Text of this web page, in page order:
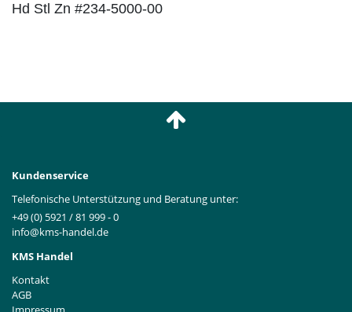
Hd Stl Zn #234-5000-00
Kundenservice
Telefonische Unterstützung und Beratung unter:
+49 (0) 5921 / 81 999 - 0
info@kms-handel.de
KMS Handel
Kontakt
AGB